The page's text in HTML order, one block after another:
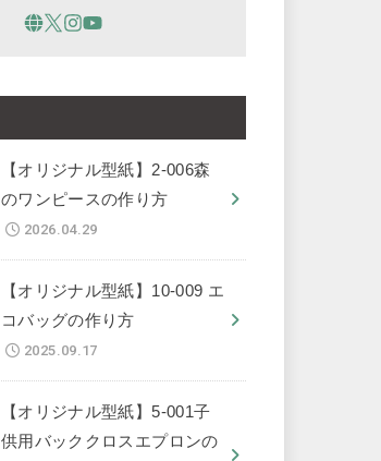
【オリジナル型紙】2-006森
のワンピースの作り方
2026.04.29
【オリジナル型紙】10-009 エ
コバッグの作り方
2025.09.17
【オリジナル型紙】5-001子
供用バッククロスエプロンの